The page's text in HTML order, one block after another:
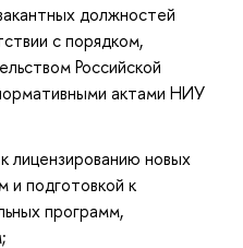
должностей
с порядком,
Российской
актами НИУ
лицензированию новых
и подготовкой к
программ,